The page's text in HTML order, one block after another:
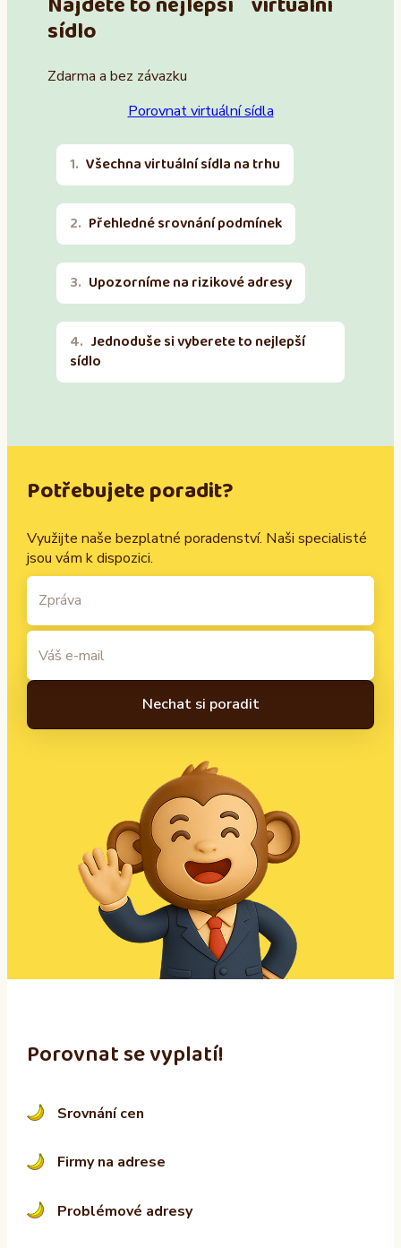
sídlo
Zdarma a bez závazku
Porovnat virtuální sídla
Všechna virtuální sídla na trhu
Přehledné srovnání podmínek
Upozorníme na rizikové adresy
Jednoduše si vyberete to nejlepší
sídlo
Potřebujete poradit?
Využijte naše bezplatné poradenství. Naši specialisté
jsou vám k dispozici.
:
Porovnat se vyplatí!
Srovnání cen
Firmy na adrese
Problémové adresy